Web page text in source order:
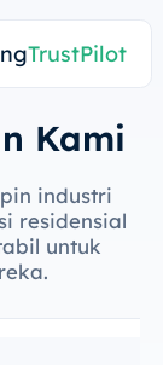
TrustPilot
Kami
industri
residensial
untuk